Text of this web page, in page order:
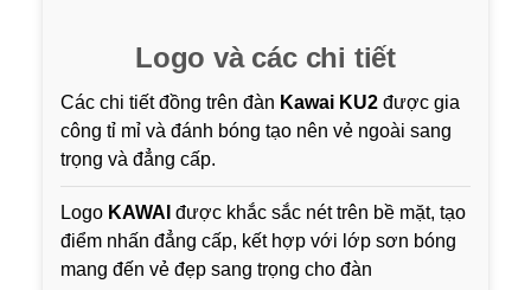
Logo và các chi tiết
Các chi tiết đồng trên đàn Kawai KU2 được gia
công tỉ mỉ và đánh bóng tạo nên vẻ ngoài sang
trọng và đẳng cấp.
Logo KAWAI được khắc sắc nét trên bề mặt, tạo
điểm nhấn đẳng cấp, kết hợp với lớp sơn bóng
mang đến vẻ đẹp sang trọng cho đàn